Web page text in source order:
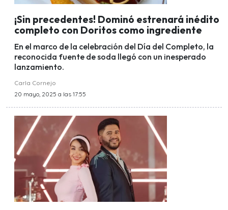
¡Sin precedentes! Dominó estrenará inédito
completo con Doritos como ingrediente
En el marco de la celebración del Día del Completo, la
reconocida fuente de soda llegó con un inesperado
lanzamiento.
Carla Cornejo
20 mayo, 2025 a las 17:55